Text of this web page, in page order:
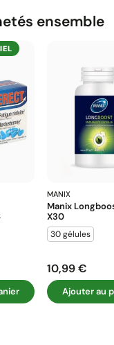
ensemble
MANIX
Manix
X30
30 gélules
Prix
10,99 €
Ajouter au